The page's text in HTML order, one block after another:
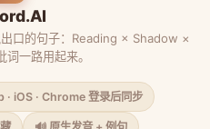
口的句子：Reading × Shadow ×
词一路用起来。
· iOS · Chrome 登录后同步
🔊 原生发音 + 例句